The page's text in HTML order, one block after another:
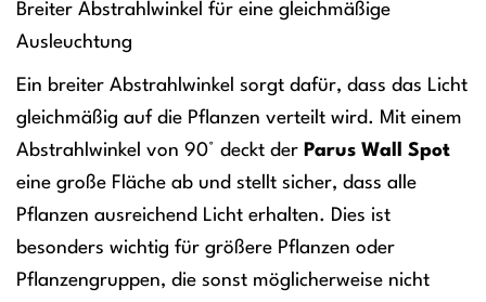
Breiter Abstrahlwinkel für eine gleichmäßige
Ausleuchtung
Ein breiter Abstrahlwinkel sorgt dafür, dass das Licht
gleichmäßig auf die Pflanzen verteilt wird. Mit einem
Abstrahlwinkel von 90° deckt der Parus Wall Spot
eine große Fläche ab und stellt sicher, dass alle
Pflanzen ausreichend Licht erhalten. Dies ist
besonders wichtig für größere Pflanzen oder
Pflanzengruppen, die sonst möglicherweise nicht